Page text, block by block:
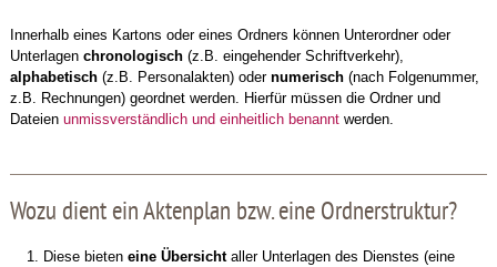
Innerhalb eines Kartons oder eines Ordners können Unterordner oder
Unterlagen chronologisch(z.B. eingehender Schriftverkehr),
alphabetisch (z.B. Personalakten) oder numerisch(nach Folgenummer,
z.B. Rechnungen) geordnet werden. Hierfür müssen die Ordner und
Dateien unmissverständlich und einheitlich benanntwerden.
Wozu dient ein Aktenplan bzw. eine Ordnerstruktur?
Diese bieten eine Übersichtaller Unterlagen des Dienstes (eine